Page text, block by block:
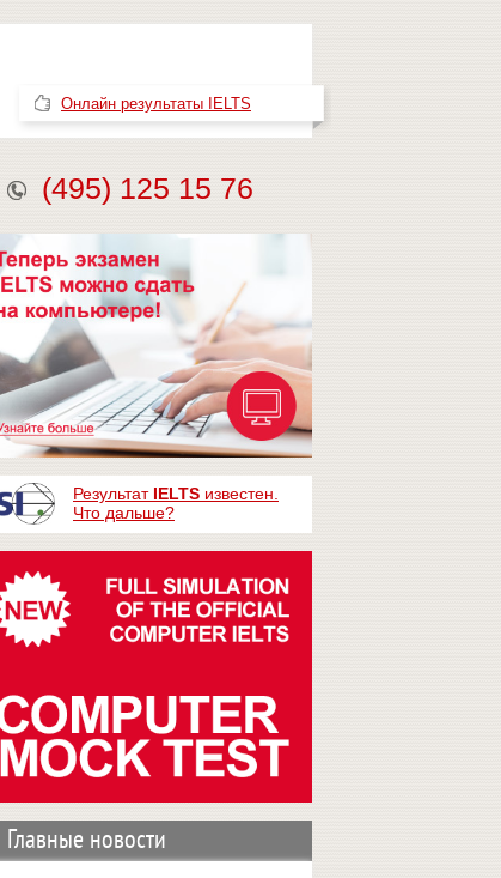
Онлайн результаты IELTS
(495) 125 15 76
Результат IELTS известен.
Что дальше?
Главные новости